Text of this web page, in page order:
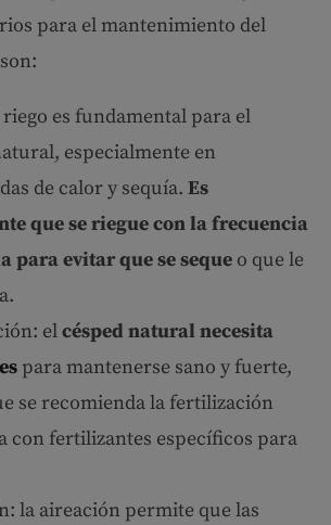
para el mantenimiento del
riego es fundamental para el
especialmente en
de calor y sequía. Es
que se riegue con la frecuencia
para evitar que se seque o que le
elcésped natural necesita
para mantenerse sano y fuerte,
se recomienda la fertilización
con fertilizantes específicos para
la aireación permite que las